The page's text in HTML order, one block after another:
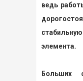
ведь
элемента.
Больших